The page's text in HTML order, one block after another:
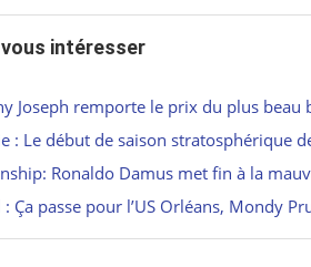
intéresser
Joseph remporte le prix du plus
: Le début de saison stratosphérique
Ronaldo Damus met fin à la
Ça passe pour l’US Orléans, Mondy